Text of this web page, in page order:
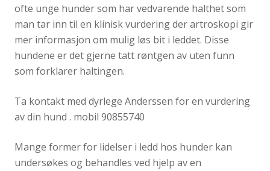
ofte unge hunder som har vedvarende halthet som
man tar inn til en klinisk vurdering der artroskopi gir
mer informasjon om mulig løs bit i leddet. Disse
hundene er det gjerne tatt røntgen av uten funn
som forklarer haltingen.
Ta kontakt med dyrlege Anderssen for en vurdering
av din hund . mobil 90855740
Mange former for lidelser i ledd hos hunder kan
undersøkes og behandles ved hjelp av en